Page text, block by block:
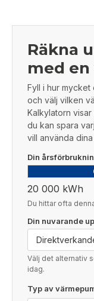
Räkna
med
Fyll i hur
och välj vilken
Kalkylatorn
du kan spara
vill använda
Din
20 000 kWh
Du hittar ofta
Din nuvarande
Välj det alternativ
idag.
Typ av